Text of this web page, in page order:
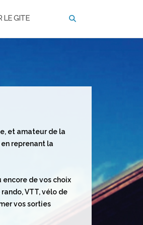
LE GITE
et amateur de la
reprenant la
encore de vos choix
VTT, vélo de
vos sorties